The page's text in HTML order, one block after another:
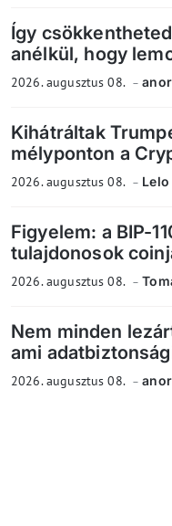
Így
anélkül, hogy
2026. augusztus 08.
Kihátráltak
mélyponton a
2026. augusztus 08. Lelo
Figyelem: a BIP-
tulajdonosok
2026. augusztus 08.
Nem minden
ami
2026. augusztus 08.